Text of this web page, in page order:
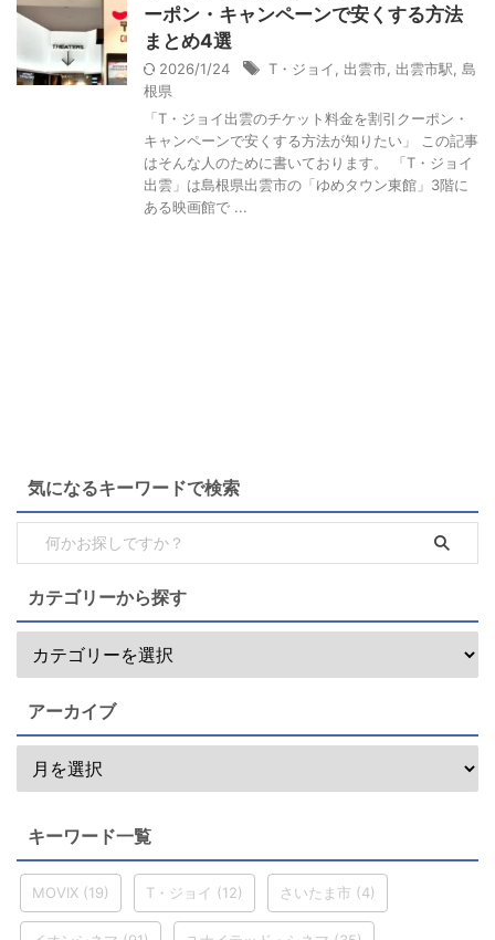
ーポン・キャンペーンで安くする方法
まとめ4選
2026/1/24 T・ジョイ 出雲市 出雲市駅 島
根県
「T・ジョイ出雲のチケット料金を割引クーポン・
キャンペーンで安くする方法が知りたい」 この記事
はそんな人のために書いております。 「T・ジョイ
出雲」は島根県出雲市の「ゆめタウン東館」3階に
ある映画館で ...
気になるキーワードで検索
カテゴリーから探す
アーカイブ
キーワード一覧
MOVIX (19) T・ジョイ (12) さいたま市 (4)